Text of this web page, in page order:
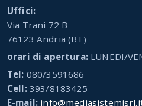
Uffici:
Via Trani 72 B
76123 Andria (BT)
orari di apertura:LUNEDI/
Tel: 080/3591686
Cell:393/8183425
E-mail: